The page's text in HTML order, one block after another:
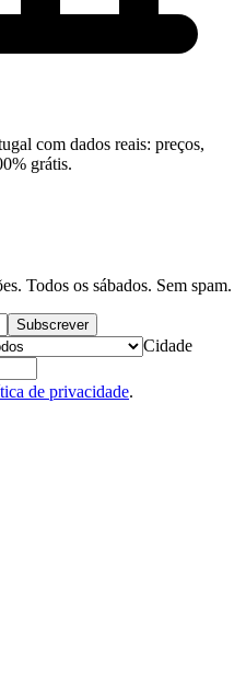
com dados reais: preços,
grátis.
Todos os sábados. Sem spam.
Subscrever
Cidade
de privacidade.